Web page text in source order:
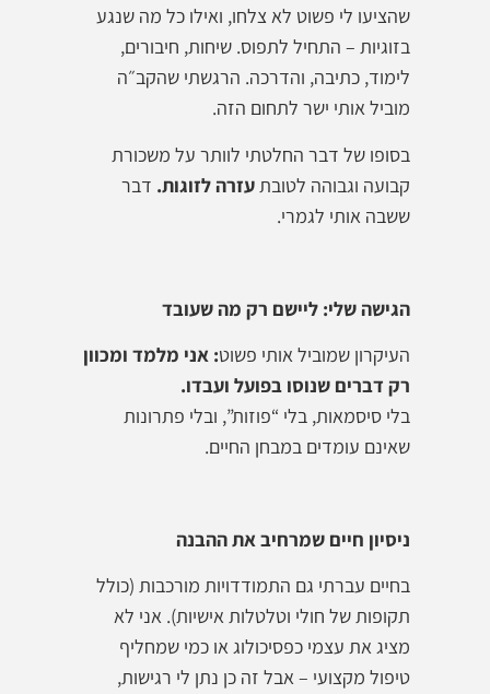
שהציעו לי פשוט לא צלחו, ואילו כל מה שנגע
בזוגיות – התחיל לתפוס. שיחות, חיבורים,
לימוד, כתיבה, והדרכה. הרגשתי שהקב״ה
מוביל אותי ישר לתחום הזה.
בסופו של דבר החלטתי לוותר על משכורת
קבועה וגבוהה לטובתעזרה לזוגות. דבר
ששבה אותי לגמרי.
הגישה שלי: ליישם רק מה שעובד
העיקרון שמוביל אותי פשוט: אני מלמד ומכוון
רק דברים שנוסו בפועל ועבדו.
בלי סיסמאות, בלי “פוזות”, ובלי פתרונות
שאינם עומדים במבחן החיים.
ניסיון חיים שמרחיב את ההבנה
בחיים עברתי גם התמודדויות מורכבות (כולל
תקופות של חולי וטלטלות אישיות). אני לא
מציג את עצמי כפסיכולוג או כמי שמחליף
טיפול מקצועי – אבל זה כן נתן לי רגישות,